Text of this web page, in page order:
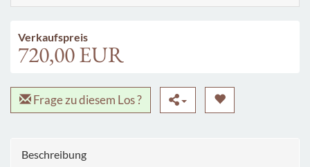
Verkaufspreis
720,00 EUR
Frage zu diesem Los ?
Beschreibung